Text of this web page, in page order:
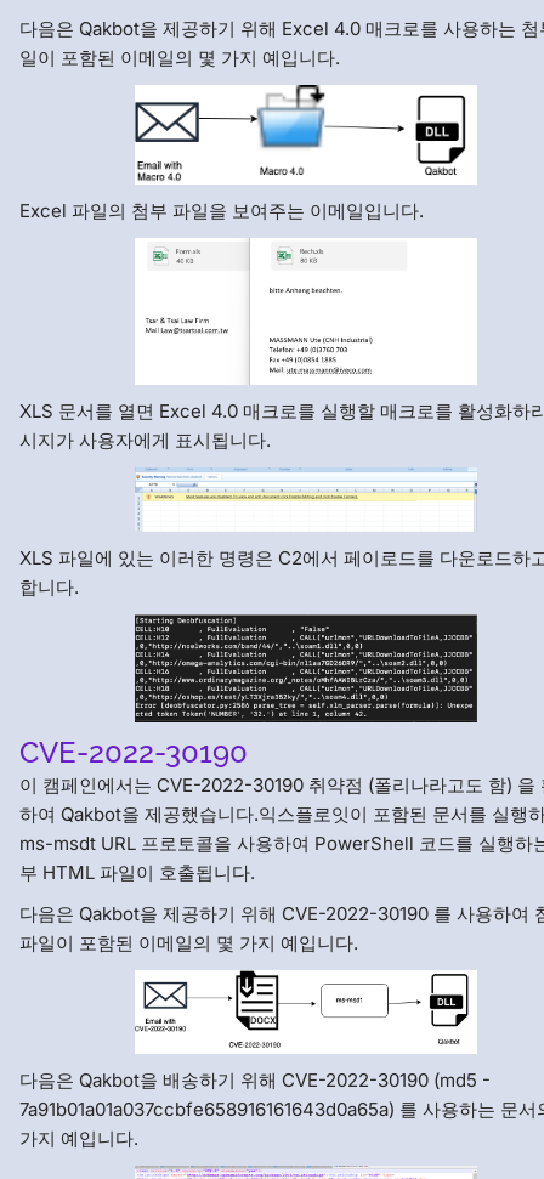
다음은 Qakbot을 제공하기 위해 Excel 4.0 매크로를 사용하는 첨
일이 포함된 이메일의 몇 가지 예입니다.
Excel 파일의 첨부 파일을 보여주는 이메일입니다.
XLS 문서를 열면 Excel 4.0 매크로를 실행할 매크로를 활성화하
시지가 사용자에게 표시됩니다.
XLS 파일에 있는 이러한 명령은 C2에서 페이로드를 다운로드하
합니다.
CVE-2022-30190
이 캠페인에서는 CVE-2022-30190 취약점 (폴리나라고도 함) 을
하여 Qakbot을 제공했습니다.익스플로잇이 포함된 문서를 실행
ms-msdt URL 프로토콜을 사용하여 PowerShell 코드를 실행하
부 HTML 파일이 호출됩니다.
다음은 Qakbot을 제공하기 위해 CVE-2022-30190 를 사용하여
파일이 포함된 이메일의 몇 가지 예입니다.
다음은 Qakbot을 배송하기 위해 CVE-2022-30190 (md5 -
7a91b01a01a037ccbfe658916161643d0a65a) 를 사용하는 문서
가지 예입니다.